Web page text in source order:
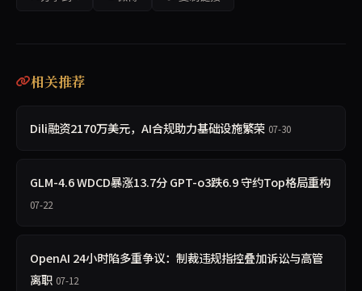
相关推荐
Dili融资2170万美元，AI合规助力基础设施繁荣 07-30
GLM-4.6 WDCD暴涨13.7分 GPT-o3跌6.9 守约Top格局重构
07-22
OpenAI 24小时陷多重争议：制裁违规指控叠加诉讼与高管
离职 07-12